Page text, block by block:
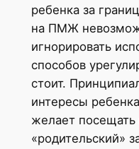
ребенка за
на ПМЖ
игнорировать
способов
стоит.
интересы
желает
«родительский»